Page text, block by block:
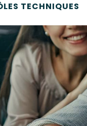
TECHNIQUES